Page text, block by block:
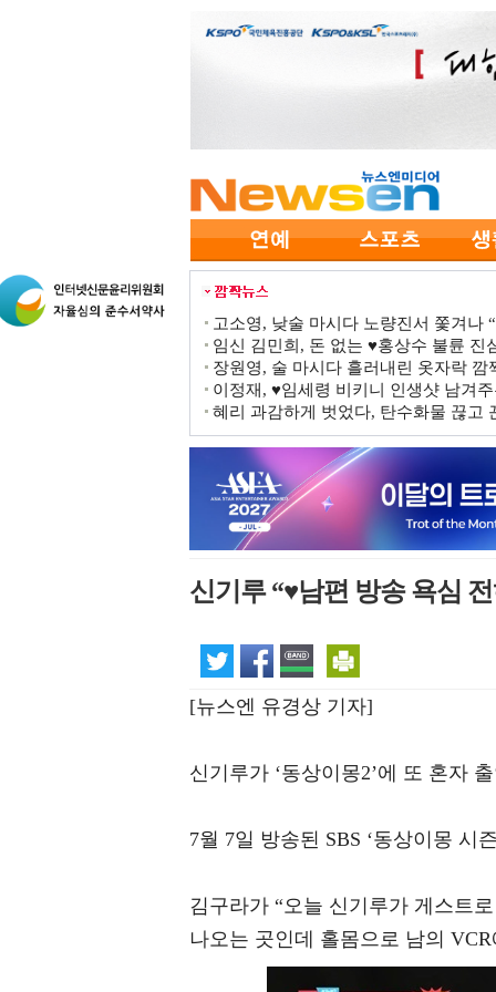
고소영, 낮술 마시다 노량진서 쫓겨나
임신 김민희, 돈 없는 ♥홍상수 불륜
장원영, 술 마시다 흘러내린 옷자락
이정재, ♥임세령 비키니 인생샷 남겨
혜리 과감하게 벗었다, 탄수화물 끊고
신기루 “♥남편 방송 욕심
[뉴스엔 유경상 기자]
신기루가 ‘동상이몽2’에 또 혼자
7월 7일 방송된 SBS ‘동상이몽 시
김구라가 “오늘 신기루가 게스트
나오는 곳인데 홀몸으로 남의